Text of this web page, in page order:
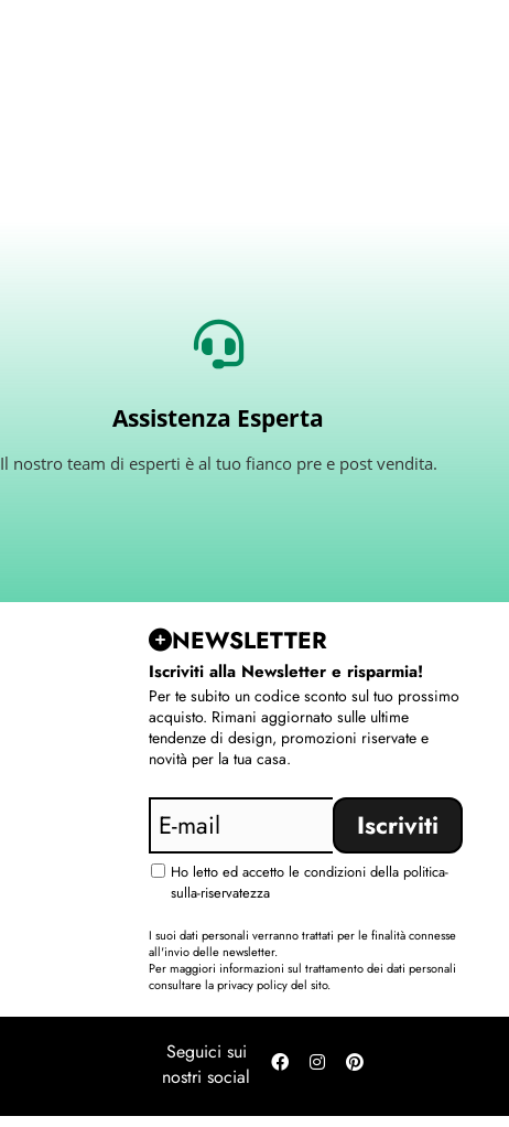
Assistenza Esperta
Il nostro team di esperti è al tuo fianco pre e post vendita.
NEWSLETTER
Iscriviti alla Newsletter e risparmia!
Per te subito un codice sconto sul tuo prossimo
acquisto. Rimani aggiornato sulle ultime
tendenze di design, promozioni riservate e
novità per la tua casa.
Ho letto ed accetto le condizioni della politica-
sulla-riservatezza
I suoi dati personali verranno trattati per le finalità connesse
all'invio delle newsletter.
Per maggiori informazioni sul trattamento dei dati personali
consultare la privacy policy del sito.